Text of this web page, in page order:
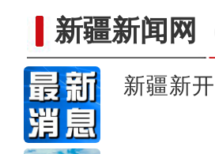
新疆新闻网
新疆新